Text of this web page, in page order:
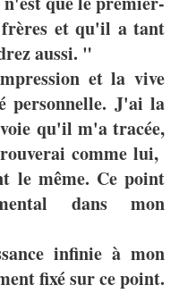
et qu'il a tant
aussi. "
et la vive
personnelle. J'ai la
qu'il m'a tracée,
comme lui,
le même. Ce point
dans mon
infinie à mon
fixé sur ce point.